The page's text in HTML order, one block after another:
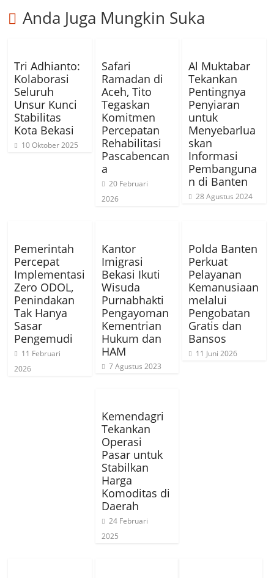
Anda Juga Mungkin Suka
Tri Adhianto:
Kolaborasi
Seluruh
Unsur Kunci
Stabilitas
Kota Bekasi
10 Oktober 2025
Safari
Ramadan di
Aceh, Tito
Tegaskan
Komitmen
Percepatan
Rehabilitasi
Pascabencan
a
20 Februari
2026
Al Muktabar
Tekankan
Pentingnya
Penyiaran
untuk
Menyebarlua
skan
Informasi
Pembanguna
n di Banten
28 Agustus 2024
Pemerintah
Percepat
Implementasi
Zero ODOL,
Penindakan
Tak Hanya
Sasar
Pengemudi
11 Februari
2026
Kantor
Imigrasi
Bekasi Ikuti
Wisuda
Purnabhakti
Pengayoman
Kementrian
Hukum dan
HAM
7 Agustus 2023
Polda Banten
Perkuat
Pelayanan
Kemanusiaan
melalui
Pengobatan
Gratis dan
Bansos
11 Juni 2026
Kemendagri
Tekankan
Operasi
Pasar untuk
Stabilkan
Harga
Komoditas di
Daerah
24 Februari
2025